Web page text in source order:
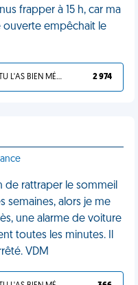
frapper à 15 h, car ma
ouverte empêchait le
TU L'AS BIEN MÉRITÉ 2 974
de rattraper le sommeil
semaines, alors je me
une alarme de voiture
toutes les minutes. Il
VDM